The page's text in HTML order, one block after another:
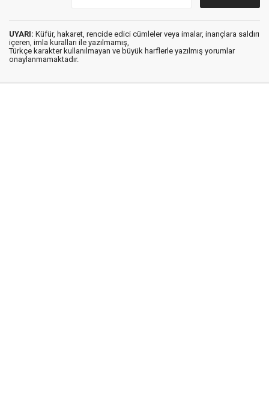
UYARI: Küfür, hakaret, rencide edici cümleler veya imalar, inançlara saldırı
içeren, imla kuralları ile yazılmamış,
Türkçe karakter kullanılmayan ve büyük harflerle yazılmış yorumlar
onaylanmamaktadır.